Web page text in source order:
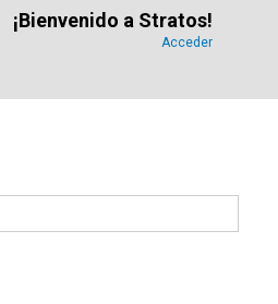
¡Bienvenido a Stratos!
Acceder